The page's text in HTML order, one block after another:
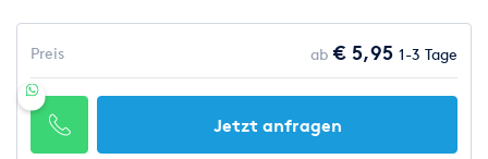
Preis ab € 5,95 1-3 Tage
Jetzt anfragen